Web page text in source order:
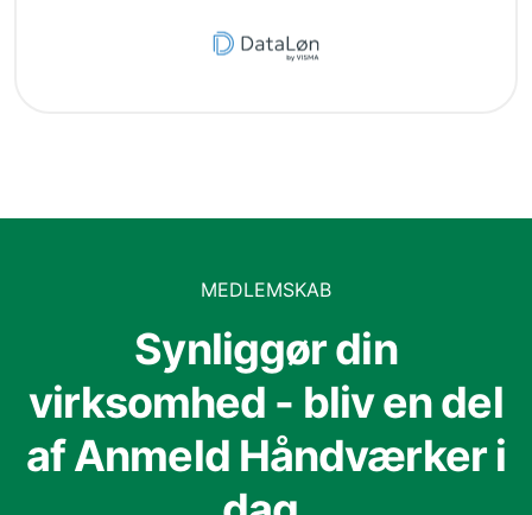
MEDLEMSKAB
Synliggør din
virksomhed - bliv en del
af Anmeld Håndværker i